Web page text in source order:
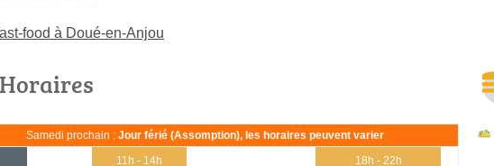
food à Doué-en-Anjou
Horaires
Samedi prochain : Jour férié (Assomption), les horaires peuvent varier
11h - 14h 18h - 22h